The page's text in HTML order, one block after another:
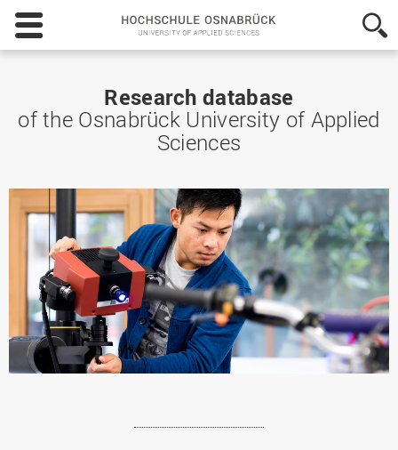
Hochschule
Osnabrück
-
Sciences
Research database
of the Osnabrück University of Applied
Sciences